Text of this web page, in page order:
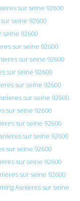
sur seine 92600
seine 92600
seine 92600
sur seine 92600
sur seine 92600
sur seine 92600
sur seine 92600
sur seine 92600
sur seine 92600
sur seine 92600
sur seine 92600
sur seine 92600
sur seine 92600
sur seine 92600
Asnieres sur seine